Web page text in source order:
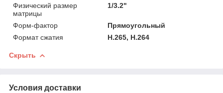
Физический размер
матрицы
1/3.2"
Форм-фактор
Прямоугольный
Формат сжатия
H.265, H.264
Скрыть
Условия доставки